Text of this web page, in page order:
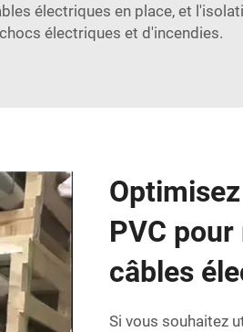
électriques en place, et
électriques et d'incendies.
PVC
câbles
Si vous souhaitez